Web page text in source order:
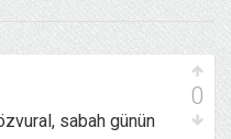
sabah günün
0